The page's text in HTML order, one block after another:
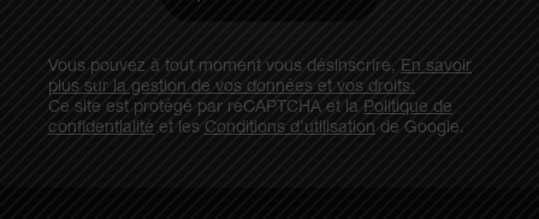
Vous pouvez à tout moment vous désinscrire, En savoir
plus sur la gestion de vos données et vos droits.
Ce site est protégé par reCAPTCHA et la Politique de
confidentialité et les Conditions d'utilisation de Google.